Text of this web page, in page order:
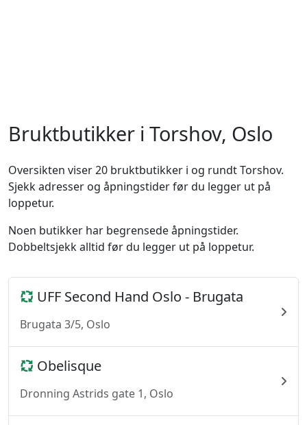
Bruktbutikker i Torshov, Oslo
Oversikten viser 20 bruktbutikker i og rundt Torshov.
Sjekk adresser og åpningstider før du legger ut på
loppetur.
Noen butikker har begrensede åpningstider.
Dobbeltsjekk alltid før du legger ut på loppetur.
UFF Second Hand Oslo - Brugata
Brugata 3/5, Oslo
Obelisque
Dronning Astrids gate 1, Oslo